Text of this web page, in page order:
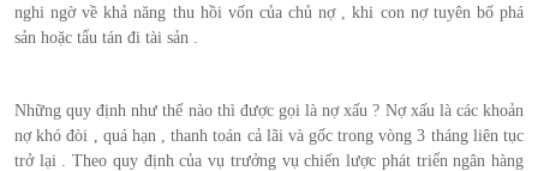
nghi ngờ về khả năng thu hồi vốn của chủ nợ , khi con nợ tuyên bố phá
sản hoặc tẩu tán đi tài sản .
Những quy định như thế nào thì được gọi là nợ xấu ? Nợ xấu là các khoản
nợ khó đòi , quá hạn , thanh toán cả lãi và gốc trong vòng 3 tháng liên tục
trở lại . Theo quy định của vụ trưởng vụ chiến lược phát triển ngân hàng